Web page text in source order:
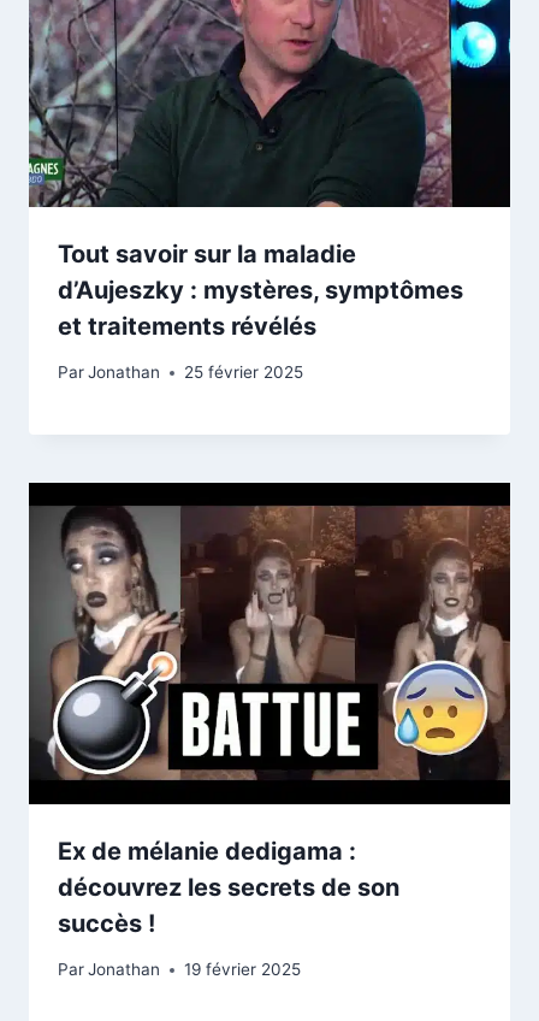
Tout savoir sur la maladie
d’Aujeszky : mystères, symptômes
et traitements révélés
ParJonathan 25 février 2025
Ex de mélanie dedigama :
découvrez les secrets de son
succès !
ParJonathan 19 février 2025